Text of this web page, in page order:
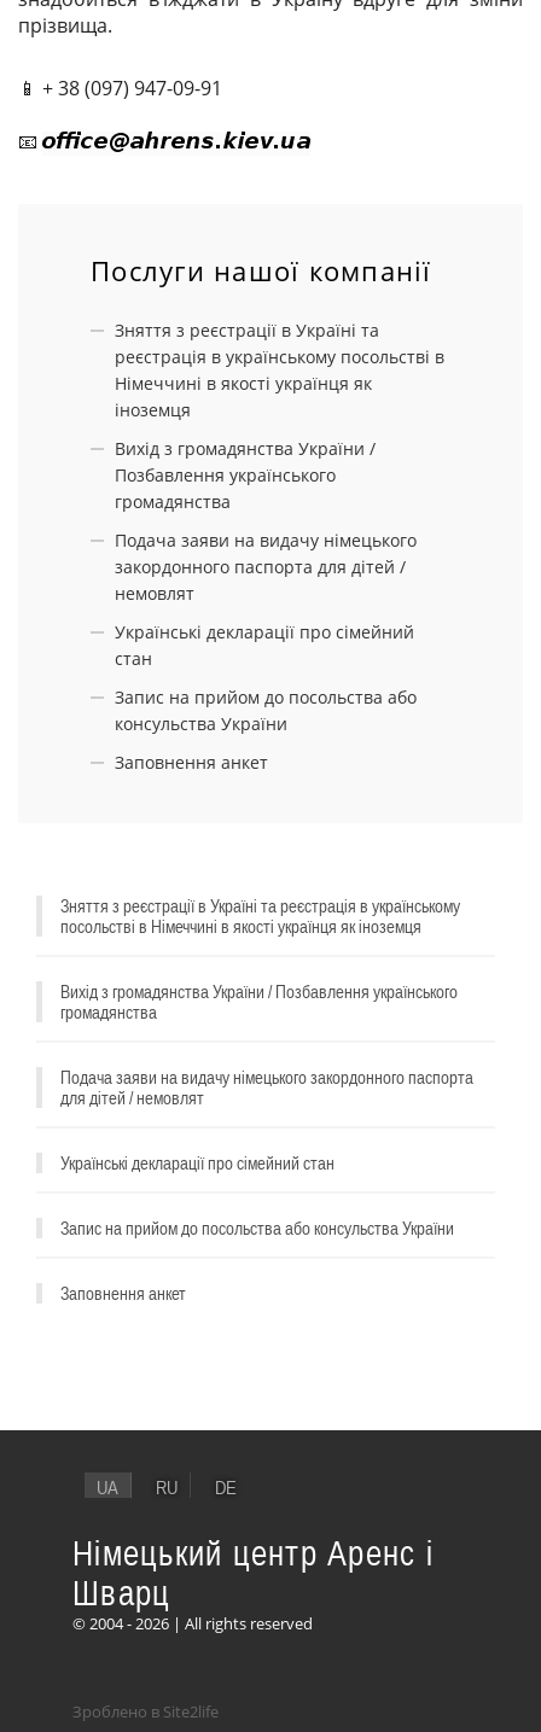
Зняття з реєстрації в Україні та реєстрація в українському
посольстві в Німеччині в якості українця як іноземця
Вихід з громадянства України / Позбавлення українського
громадянства
Подача заяви на видачу німецького закордонного паспорта
для дітей / немовлят
Українські декларації про сімейний стан
Запис на прийом до посольства або консульства України
Заповнення анкет
прізвища.
📱 + 38 (097) 947-09-91
📧
Послуги нашої компанії
Зняття з реєстрації в Україні та
реєстрація в українському посольстві в
Німеччині в якості українця як
іноземця
Вихід з громадянства України /
Позбавлення українського
громадянства
Подача заяви на видачу німецького
закордонного паспорта для дітей /
немовлят
Українські декларації про сімейний
стан
Запис на прийом до посольства або
консульства України
Заповнення анкет
UA RU DE
Німецький центр Аренс і
Шварц
© 2004 - 2026 | All rights reserved
Зроблено в Site2life